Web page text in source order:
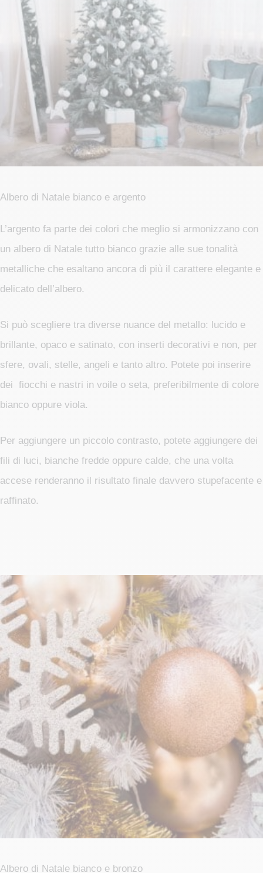
Albero di Natale bianco e argento
L’argento fa parte dei colori che meglio si armonizzano con
un albero di Natale tutto bianco grazie alle sue tonalità
metalliche che esaltano ancora di più il carattere elegante e
delicato dell’albero.
Si può scegliere tra diverse nuance del metallo: lucido e
brillante, opaco e satinato, con inserti decorativi e non, per
sfere, ovali, stelle, angeli e tanto altro. Potete poi inserire
dei fiocchi e nastri in voile o seta, preferibilmente di colore
bianco oppure viola.
Per aggiungere un piccolo contrasto, potete aggiungere dei
fili di luci, bianche fredde oppure calde, che una volta
accese renderanno il risultato finale davvero stupefacente e
raffinato.
Albero di Natale bianco e bronzo